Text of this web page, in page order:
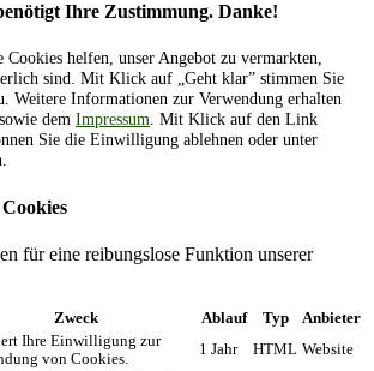
Ihre Zustimmung. Danke!
helfen, unser Angebot zu vermarkten,
sind. Mit Klick auf „Geht klar” stimmen Sie
Weitere Informationen zur Verwendung erhalten
sowie dem Impressum. Mit Klick auf den Link
Sie die Einwilligung ablehnen oder unter
für eine reibungslose Funktion unserer
Zweck Ablauf Typ
Anbieter
Ihre Einwilligung zur
von Cookies.
1 Jahr HTML Website